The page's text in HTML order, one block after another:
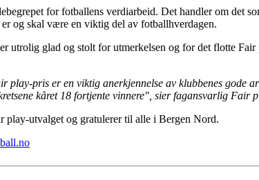
for fotballens verdiarbeid. Det handler om det
og skal være en viktig del av fotballhverdagen.
utrolig glad og stolt for utmerkelsen og for det flotte
play-pris er en viktig anerkjennelse av klubbenes gode
kåret 18 fortjente vinnere", sier fagansvarlig Fair
play-utvalget og gratulerer til alle i Bergen Nord.